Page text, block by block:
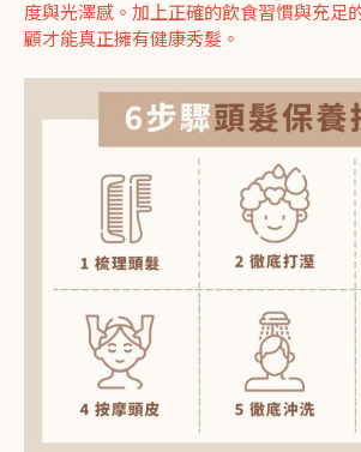
度與光澤感。加上正確的飲食習慣與充足
顧才能真正擁有健康秀髮。